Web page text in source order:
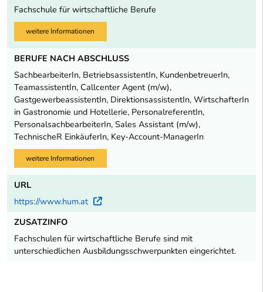
Fachschule für wirtschaftliche Berufe
weitere Informationen
BERUFE NACH ABSCHLUSS
SachbearbeiterIn, BetriebsassistentIn, KundenbetreuerIn,
TeamassistentIn, Callcenter Agent (m/w),
GastgewerbeassistentIn, DirektionsassistentIn, WirtschafterIn
in Gastronomie und Hotellerie, PersonalreferentIn,
PersonalsachbearbeiterIn, Sales Assistant (m/w),
TechnischeR EinkäuferIn, Key-Account-ManagerIn
weitere Informationen
URL
https://www.hum.at
Externer Link
ZUSATZINFO
Fachschulen für wirtschaftliche Berufe sind mit
unterschiedlichen Ausbildungsschwerpunkten eingerichtet.